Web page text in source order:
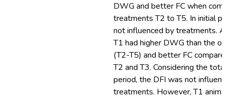
DWG and better FC when
treatments T2 to T5. In initial
not influenced by treatments.
T1 had higher DWG than the
(T2-T5) and better FC
T2 and T3. Considering the
period, the DFI was not
treatments. However, T1